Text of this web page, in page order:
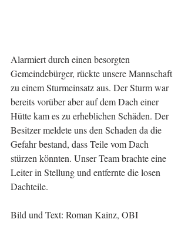
Alarmiert durch einen besorgten
Gemeindebürger, rückte unsere Mannschaft
zu einem Sturmeinsatz aus. Der Sturm war
bereits vorüber aber auf dem Dach einer
Hütte kam es zu erheblichen Schäden. Der
Besitzer meldete uns den Schaden da die
Gefahr bestand, dass Teile vom Dach
stürzen könnten. Unser Team brachte eine
Leiter in Stellung und entfernte die losen
Dachteile.
Bild und Text: Roman Kainz, OBI